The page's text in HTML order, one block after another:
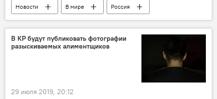
Новости В мире
Россия
Политика
Сирия США
В КР будут публиковать фотографии
разыскиваемых алиментщиков
29 июля 2019, 20:12